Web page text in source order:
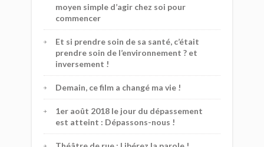
moyen simple d’agir chez soi pour
commencer
Et si prendre soin de sa santé, c’était
prendre soin de l’environnement ? et
inversement !
Demain, ce film a changé ma vie !
1er août 2018 le jour du dépassement
est atteint : Dépassons-nous !